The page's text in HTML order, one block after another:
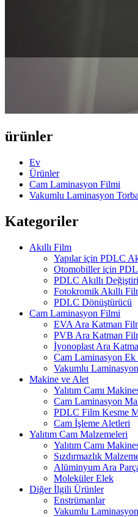
ürünler
Ev
Ürünler
Cam Laminasyon Filmi
Vakumlu Laminasyon
Kategoriler
Akıllı Film
Yapılar için PDLC
Otomobiller için
PDLC Akıllı
Fotokromik Akıllı
PDLC Dönüştürücü
Cam Laminasyon Filmi
EVA Ara Katman
PVB Ara Katman
İyonoplast Ara
Cam Laminasyon Ek
Vakumlu
Makine ve Alet
Yalıtım Camı
Cam Laminasyon
PDLC Film Kesme
Cam İşleme Aletleri
Yalıtım Cam Malzemeleri
Yalıtım Camı
Sızdırmazlık
Alüminyum Ara
Moleküler Elek
Diğer İlgili Ürünler
Enstrümanlar
Vakumlu